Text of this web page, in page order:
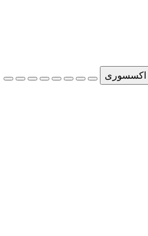
اکسسوری